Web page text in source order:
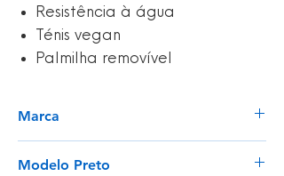
Resistência à água
Ténis vegan
Palmilha removível
Marca
Modelo Preto